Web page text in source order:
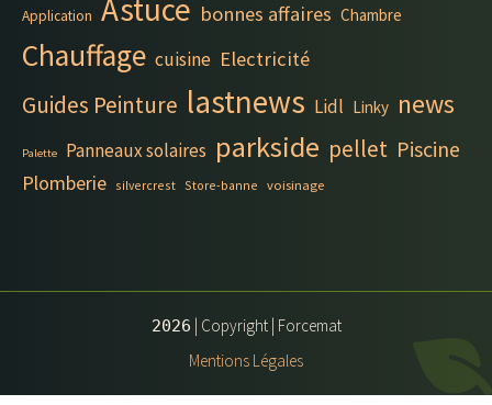
Application Astuce bonnes affaires Chambre
Chauffage cuisine Electricité
Guides Peinture lastnews Lidl Linky news
Palette Panneaux solaires parkside pellet Piscine
Plomberie silvercrest Store-banne voisinage
2026 | Copyright | Forcemat
Mentions Légales